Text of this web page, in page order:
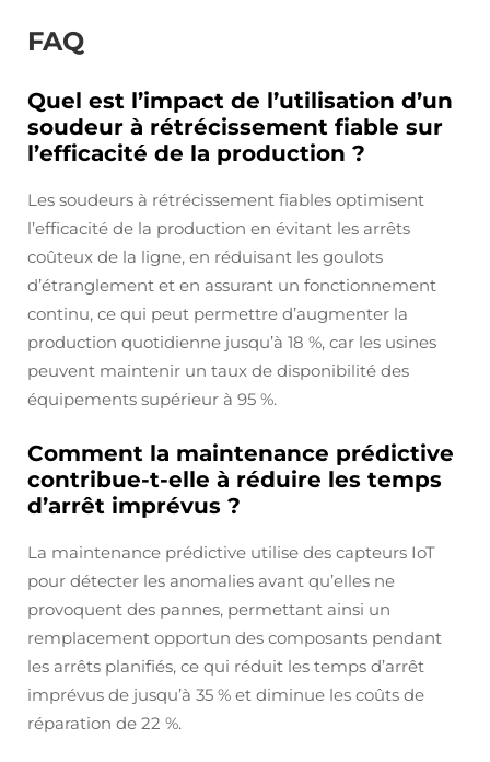
FAQ
Quel est l’impact de l’utilisation d’un
soudeur à rétrécissement fiable sur
l’efficacité de la production ?
Les soudeurs à rétrécissement fiables optimisent
l’efficacité de la production en évitant les arrêts
coûteux de la ligne, en réduisant les goulots
d’étranglement et en assurant un fonctionnement
continu, ce qui peut permettre d’augmenter la
production quotidienne jusqu’à 18 %, car les usines
peuvent maintenir un taux de disponibilité des
équipements supérieur à 95 %.
Comment la maintenance prédictive
contribue-t-elle à réduire les temps
d’arrêt imprévus ?
La maintenance prédictive utilise des capteurs IoT
pour détecter les anomalies avant qu’elles ne
provoquent des pannes, permettant ainsi un
remplacement opportun des composants pendant
les arrêts planifiés, ce qui réduit les temps d’arrêt
imprévus de jusqu’à 35 % et diminue les coûts de
réparation de 22 %.